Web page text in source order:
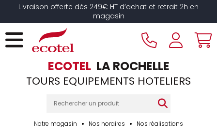
Livraison offerte dès 249€ HT d’achat et retrait 2h en
magasin
ECOTEL LA ROCHELLE
TOURS EQUIPEMENTS HOTELIERS
Notre magasin Nos horaires Nos réalisations
Panneau de gestion des cookies